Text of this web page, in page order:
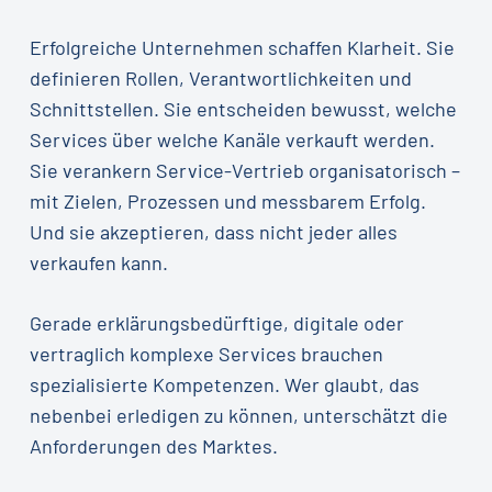
Erfolgreiche Unternehmen schaffen Klarheit. Sie
definieren Rollen, Verantwortlichkeiten und
Schnittstellen. Sie entscheiden bewusst, welche
Services über welche Kanäle verkauft werden.
Sie verankern Service-Vertrieb organisatorisch –
mit Zielen, Prozessen und messbarem Erfolg.
Und sie akzeptieren, dass nicht jeder alles
verkaufen kann.
Gerade erklärungsbedürftige, digitale oder
vertraglich komplexe Services brauchen
spezialisierte Kompetenzen. Wer glaubt, das
nebenbei erledigen zu können, unterschätzt die
Anforderungen des Marktes.